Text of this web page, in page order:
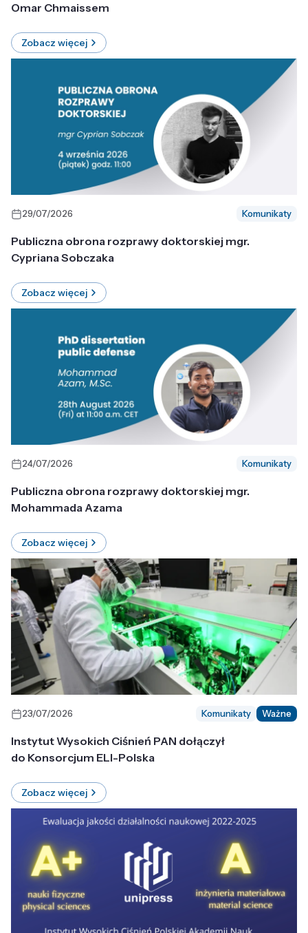
Omar Chmaissem
Zobacz więcej
29/07/2026 Komunikaty
Publiczna obrona rozprawy doktorskiej mgr.
Cypriana Sobczaka
Zobacz więcej
24/07/2026 Komunikaty
Publiczna obrona rozprawy doktorskiej mgr.
Mohammada Azama
Zobacz więcej
23/07/2026 Komunikaty Ważne
Instytut Wysokich Ciśnień PAN dołączył
do Konsorcjum ELI-Polska
Zobacz więcej